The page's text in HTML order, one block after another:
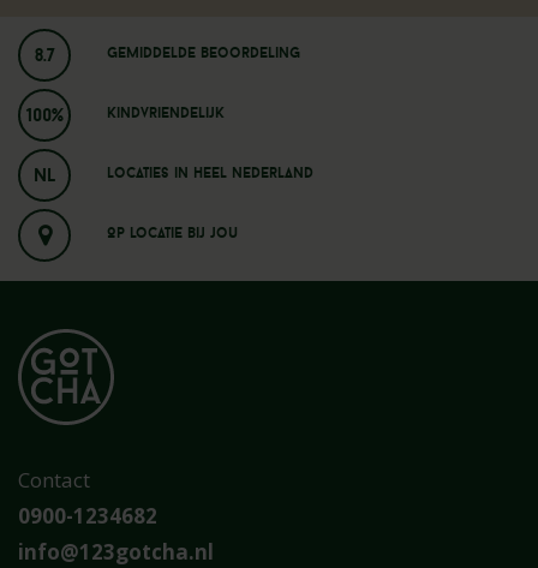
8.7 Gemiddelde beoordeling
100% Kindvriendelijk
NL Locaties in heel nederland
Op locatie bij jou
Contact
0900-1234682
info@123gotcha.nl